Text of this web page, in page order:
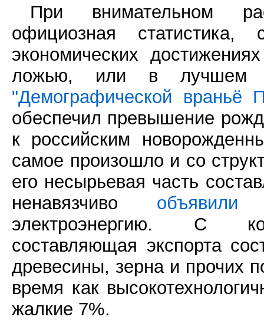
При внимательном
официозная статистика,
экономических
ложью, или в лучшем
"Демографической враньё
обеспечил превышение
к российским
самое произошло и со
его несырьевая часть
ненавязчиво объявили
электроэнергию. С
составляющая экспорта
древесины, зерна и прочих
время как
жалкие 7%.